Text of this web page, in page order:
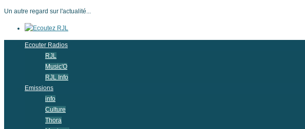
Un autre regard sur l'actualité...
Ecouter Radios
RJL
Music'O
RJL Info
Emissions
info
Culture
Thora